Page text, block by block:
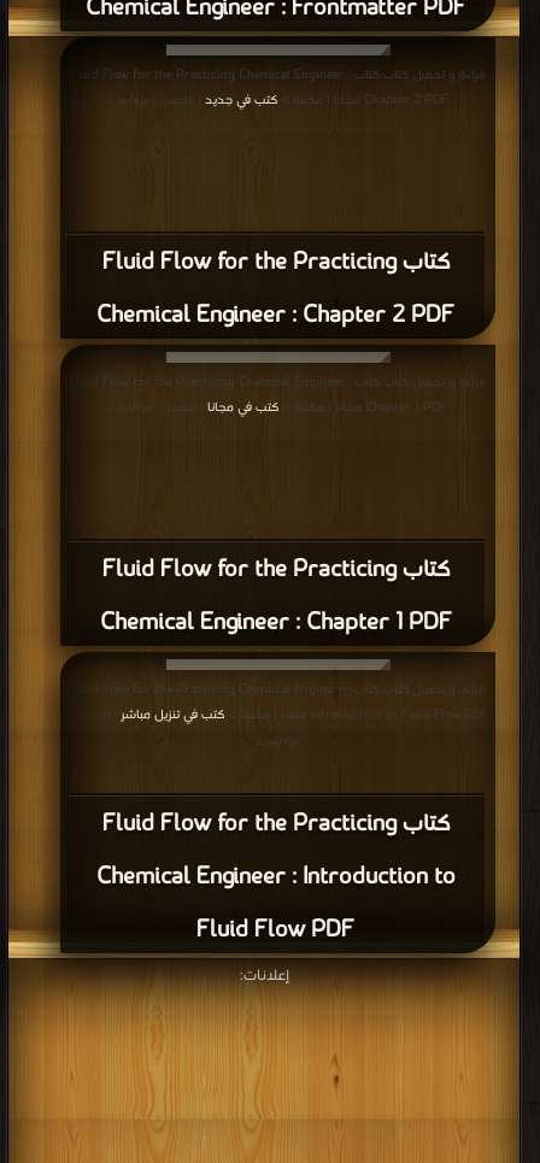
Chemical Engineer : Frontmatter PDF
كتاب Fluid Flow for the Practicing
Chemical Engineer : Chapter 2 PDF
قراءة و تحميل كتاب كتاب Fluid Flow for the Practicing Chemical Engineer :
Chapter 2 PDF مجانا | مكتبة >
كتب في جديد | التحميل : مرة/مرات
كتاب Fluid Flow for the Practicing
Chemical Engineer : Chapter 1 PDF
قراءة و تحميل كتاب كتاب Fluid Flow for the Practicing Chemical Engineer :
Chapter 1 PDF مجانا | مكتبة >
كتب في مجانا | التحميل : مرة/مرات
كتاب Fluid Flow for the Practicing
Chemical Engineer : Introduction to
Fluid Flow PDF
قراءة و تحميل كتاب كتاب Fluid Flow for the Practicing Chemical Engineer :
Introduction to Fluid Flow PDF مجانا | مكتبة >
كتب في تنزيل مباشر | التحميل :
مرة/مرات
إعلانات: